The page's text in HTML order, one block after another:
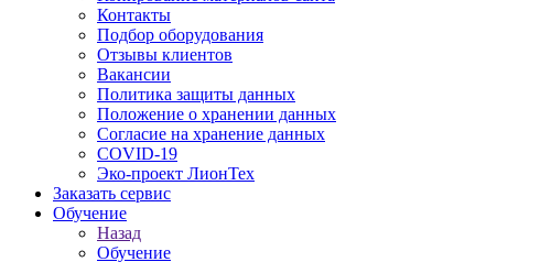
Контакты
Подбор оборудования
Отзывы клиентов
Вакансии
Политика защиты данных
Положение о хранении данных
Согласие на хранение данных
COVID-19
Эко-проект ЛионТех
Заказать сервис
Обучение
Назад
Обучение